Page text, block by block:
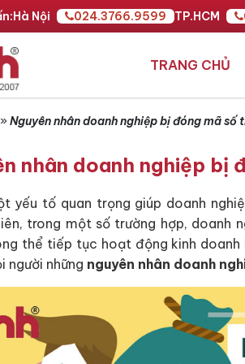
Hà Nội 024.3766.9599 TP.HCM
TRANG CHỦ
» Nguyên nhân doanh nghiệp bị đóng mã số
nhân doanh nghiệp bị
yếu tố quan trọng giúp doanh
trong một số trường hợp, doanh
thể tiếp tục hoạt động kinh doanh
người những nguyên nhân doanh